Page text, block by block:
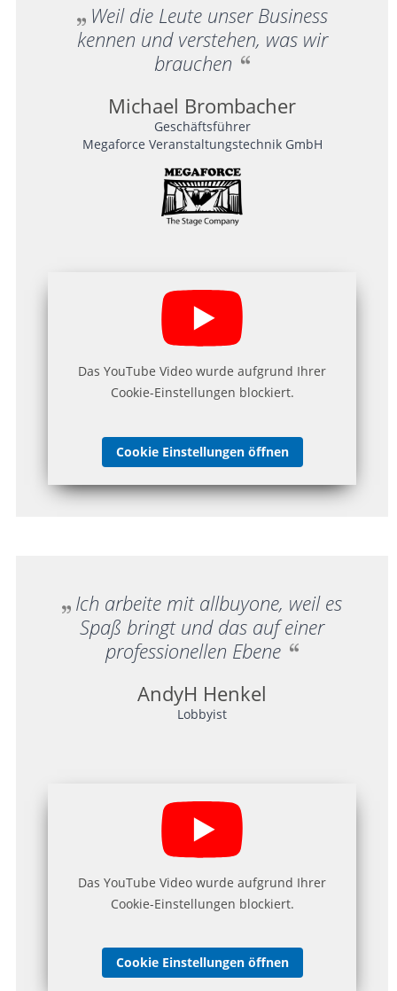
Weil die Leute unser Business
kennen und verstehen, was wir
brauchen
Michael Brombacher
Geschäftsführer
Megaforce Veranstaltungstechnik GmbH
Das YouTube Video wurde aufgrund Ihrer
Cookie-Einstellungen blockiert.
Cookie Einstellungen öffnen
Ich arbeite mit allbuyone, weil es
Spaß bringt und das auf einer
professionellen Ebene
AndyH Henkel
Lobbyist
Das YouTube Video wurde aufgrund Ihrer
Cookie-Einstellungen blockiert.
Cookie Einstellungen öffnen